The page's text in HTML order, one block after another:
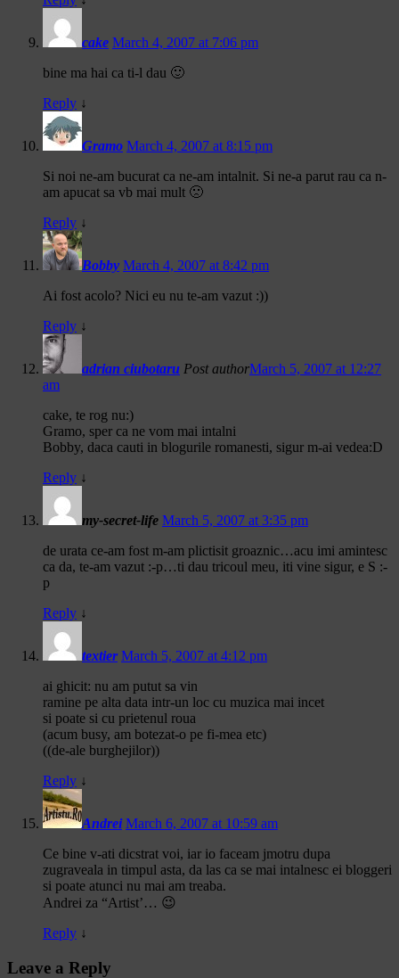
cake March 4, 2007 at 7:06 pm
bine ma hai ca ti-l dau 🙂
Reply ↓
Gramo March 4, 2007 at 8:15 pm
Si noi ne-am bucurat ca ne-am intalnit. Si ne-a parut rau ca n-
am apucat sa vb mai mult 🙁
Reply ↓
Bobby March 4, 2007 at 8:42 pm
Ai fost acolo? Nici eu nu te-am vazut :))
Reply ↓
adrian ciubotaru Post authorMarch 5, 2007 at 12:27
am
cake, te rog nu:)
Gramo, sper ca ne vom mai intalni
Bobby, daca cauti in blogurile romanesti, sigur m-ai vedea:D
Reply ↓
my-secret-life March 5, 2007 at 3:35 pm
de urata ce-am fost m-am plictisit groaznic…acu imi amintesc
ca da, te-am vazut :-p…ti dau tricoul meu, iti vine sigur, e S :-
p
Reply ↓
textier March 5, 2007 at 4:12 pm
ai ghicit: nu am putut sa vin
ramine pe alta data intr-un loc cu muzica mai incet
si poate si cu prietenul roua
(acum busy, am botezat-o pe fi-mea etc)
((de-ale burghejilor))
Reply ↓
Andrei March 6, 2007 at 10:59 am
Ce bine v-ati dicstrat voi, iar io faceam jmotru dupa
zugraveala in timpul asta, da las ca se mai intalnesc ei bloggeri
si poate atunci nu mai am treaba.
Andrei za “Artist’… 😉
Reply ↓
Leave a Reply